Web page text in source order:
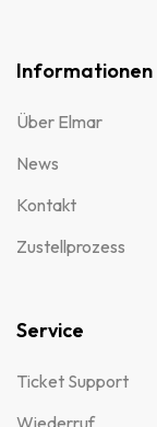
Informationen
Über Elmar
News
Kontakt
Zustellprozess
Service
Ticket Support